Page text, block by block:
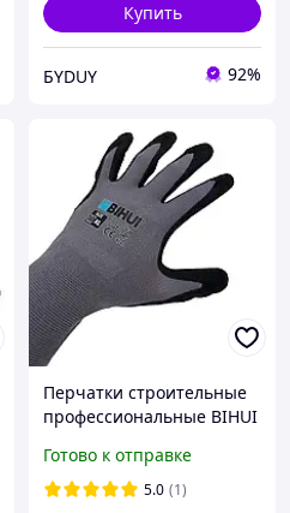
Купить
БYDUY 92%
Перчатки строительные
профессиональные BIHUI
Готово к отправке
5.0 (1)